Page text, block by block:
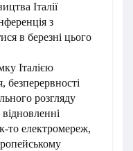
Італії
з
в березні цього
Італією
безперервності
розгляду
то електромереж,